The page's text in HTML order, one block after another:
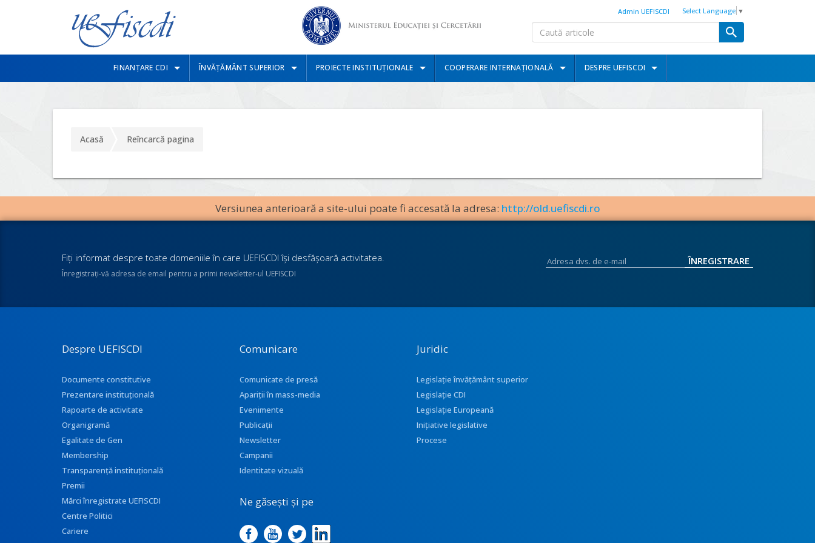
Select Language ▼
Admin UEFISCDI
FINANȚARE CDI ÎNVĂȚĂMÂNT SUPERIOR PROIECTE INSTITUȚIONALE COOPERARE INTERNAȚIONALĂ DESPRE UEFISCDI
Acasă Reîncarcă pagina
Versiunea anterioară a site-ului poate fi accesată la adresa: http://old.uefiscdi.ro
Fiţi informat despre toate domeniile în care UEFISCDI îşi desfăşoară activitatea.
Înregistraţi-vă adresa de email pentru a primi newsletter-ul UEFISCDI
Despre UEFISCDI
Documente constitutive
Prezentare instituţională
Rapoarte de activitate
Organigramă
Egalitate de Gen
Membership
Transparenţă instituţională
Premii
Mărci înregistrate UEFISCDI
Centre Politici
Cariere
Comunicare
Comunicate de presă
Apariţii în mass-media
Evenimente
Publicații
Newsletter
Campanii
Identitate vizuală
Ne găsești și pe
Juridic
Legislație învățământ superior
Legislație CDI
Legislație Europeană
Inițiative legislative
Procese